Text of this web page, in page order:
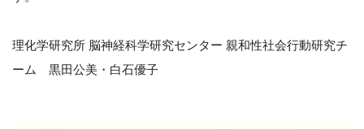
理化学研究所 脳神経科学研究センター 親和性社会行動研究チ
ーム 黒田公美・白石優子